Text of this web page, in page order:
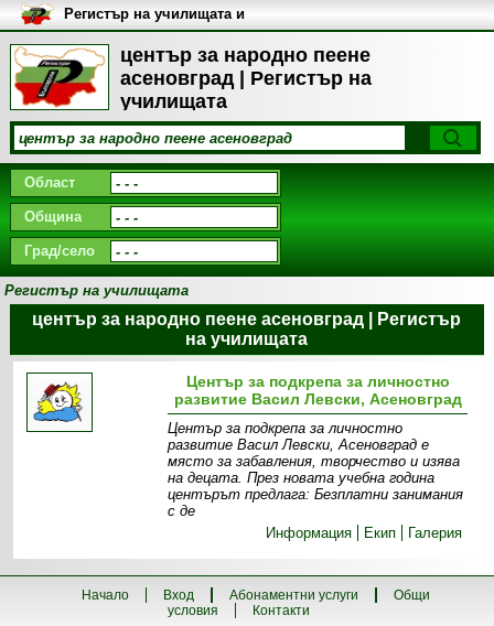
център за народно пеене
асеновград | Регистър на
училищата
Регистър на училищата и
университетите в България
Област
Община
Град/село
Регистър на училищата
център за народно пеене асеновград | Регистър
на училищата
Център за подкрепа за личностно
развитие Васил Левски, Асеновград
Център за подкрепа за личностно
развитие Васил Левски, Асеновград е
място за забавления, творчество и изява
на децата. През новата учебна година
центърът предлага: Безплатни занимания
с де
Информация
Екип Галерия
Начало Вход Абонаментни услуги
Общи
условия
Контакти